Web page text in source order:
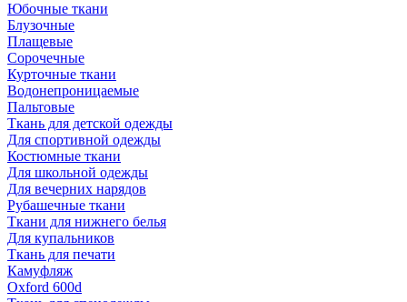
Юбочные ткани
Блузочные
Плащевые
Сорочечные
Курточные ткани
Водонепроницаемые
Пальтовые
Ткань для детской одежды
Для спортивной одежды
Костюмные ткани
Для школьной одежды
Для вечерних нарядов
Рубашечные ткани
Ткани для нижнего белья
Для купальников
Ткань для печати
Камуфляж
Oxford 600d